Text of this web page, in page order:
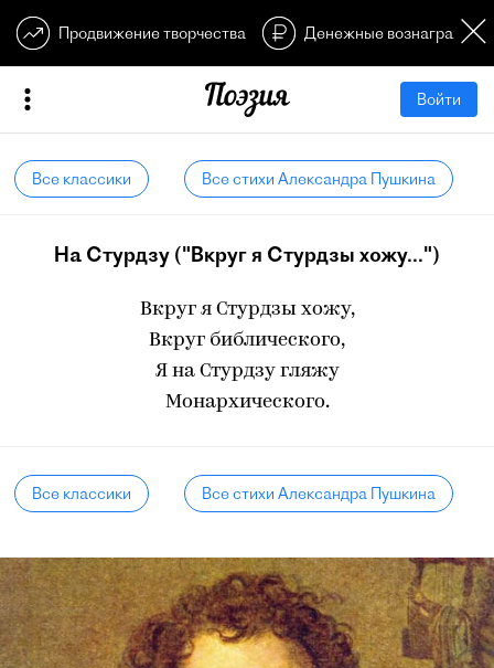
Продвижение творчества Денежные
Войти
Все классики Все стихи Александра Пушкина
На Стурдзу ("Вкруг я Стурдзы хожу...")
Вкруг я Стурдзы хожу,
Вкруг библического,
Я на Стурдзу гляжу
Монархического.
Все классики Все стихи Александра Пушкина